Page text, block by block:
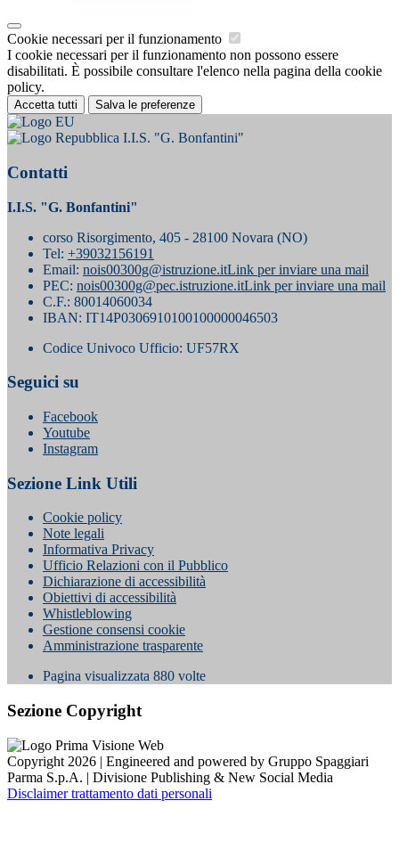
Cookie necessari per il funzionamento
I cookie necessari per il funzionamento non possono essere
disabilitati. È possibile consultare l'elenco nella pagina della cookie
policy.
Accetta tutti Salva le preferenze
I.I.S. "G. Bonfantini"
Contatti
I.I.S. "G. Bonfantini"
corso Risorgimento, 405 - 28100 Novara (NO)
Tel: +39032156191
Email: nois00300g@istruzione.itLink per inviare una mail
PEC: nois00300g@pec.istruzione.itLink per inviare una mail
C.F.: 80014060034
IBAN: IT14P0306910100100000046503
Codice Univoco Ufficio: UF57RX
Seguici su
Facebook
Youtube
Instagram
Sezione Link Utili
Cookie policy
Note legali
Informativa Privacy
Ufficio Relazioni con il Pubblico
Dichiarazione di accessibilità
Obiettivi di accessibilità
Whistleblowing
Gestione consensi cookie
Amministrazione trasparente
Pagina visualizzata 880 volte
Sezione Copyright
Copyright 2026 | Engineered and powered by Gruppo Spaggiari
Parma S.p.A. | Divisione Publishing & New Social Media
Disclaimer trattamento dati personali